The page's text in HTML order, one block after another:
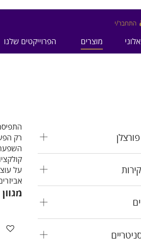
התחבר/י
מוצרים הפרוייקטים שלנו
רק
על